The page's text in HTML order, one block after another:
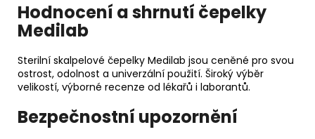
Hodnocení a shrnutí čepelky
Medilab
Sterilní skalpelové čepelky Medilab jsou ceněné pro svou
ostrost, odolnost a univerzální použití. Široký výběr
velikostí, výborné recenze od lékařů i laborantů.
Bezpečnostní upozornění